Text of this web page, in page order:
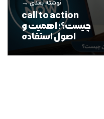
نوشته بعدی
call to action
چیست؟؛ اهمیت و
اصول استفاده